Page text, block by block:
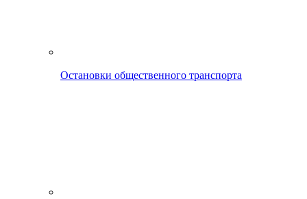
Остановки общественного транспорта